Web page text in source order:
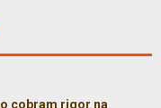
cobram rigor na